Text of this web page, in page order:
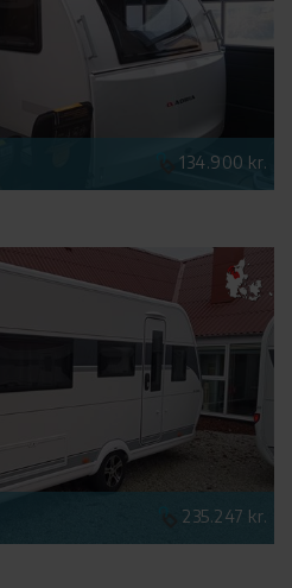
134.900 kr.
235.247 kr.